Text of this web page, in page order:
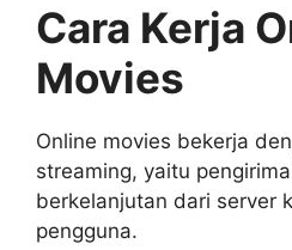
Cara Kerja
Movies
Online movies bekerja
streaming, yaitu
berkelanjutan dari server
pengguna.